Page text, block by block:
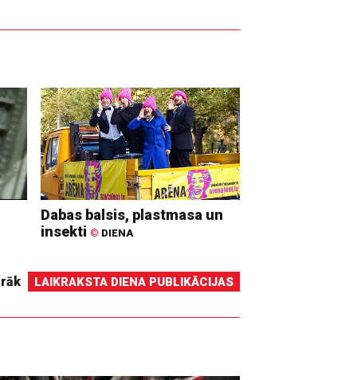
Dabas balsis, plastmasa un
insekti © DIENA
LAIKRAKSTA DIENA PUBLIKĀCIJAS